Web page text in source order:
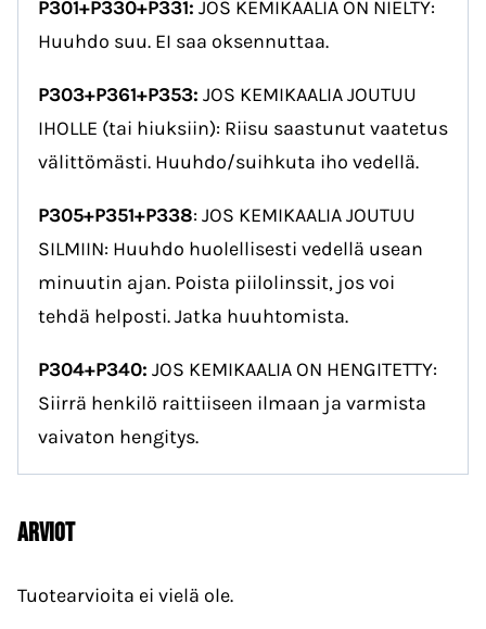
P301+P330+P331: JOS KEMIKAALIA ON NIELTY:
Huuhdo suu. EI saa oksennuttaa.
P303+P361+P353: JOS KEMIKAALIA JOUTUU
IHOLLE (tai hiuksiin): Riisu saastunut vaatetus
välittömästi. Huuhdo/suihkuta iho vedellä.
P305+P351+P338: JOS KEMIKAALIA JOUTUU
SILMIIN: Huuhdo huolellisesti vedellä usean
minuutin ajan. Poista piilolinssit, jos voi
tehdä helposti. Jatka huuhtomista.
P304+P340: JOS KEMIKAALIA ON HENGITETTY:
Siirrä henkilö raittiiseen ilmaan ja varmista
vaivaton hengitys.
Arviot
Tuotearvioita ei vielä ole.